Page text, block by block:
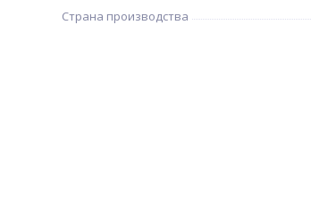
Страна производства